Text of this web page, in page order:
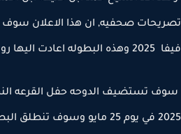
صحفيه, ان هذا الاعلان سوف
رونقها دوله قطر عام 2021.
تستضيف الدوحه حفل القرعه